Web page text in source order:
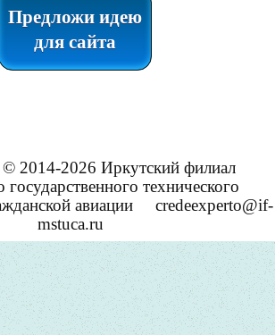
Предложи идею
для сайта
2014-2026 Иркутский филиал
технического
авиации
credeexperto@if-
mstuca.ru